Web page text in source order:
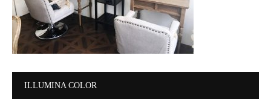
ILLUMINA COLOR